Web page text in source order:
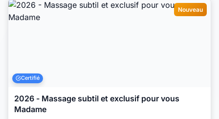
Nouveau
Certifié
2026 - Massage subtil et exclusif pour vous
Madame